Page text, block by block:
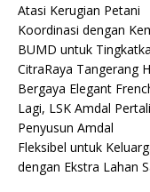
Atasi Kerugian Petani
Koordinasi dengan
BUMD untuk
CitraRaya Tangerang
Bergaya Elegant
Lagi, LSK Amdal
Penyusun Amdal
Fleksibel untuk
dengan Ekstra Lahan